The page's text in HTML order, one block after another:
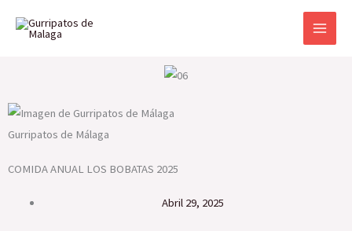
Gurripatos de Málaga
COMIDA ANUAL LOS BOBATAS 2025
abril 29, 2025